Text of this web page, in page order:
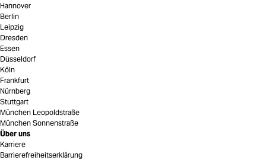
Hannover
Berlin
Leipzig
Dresden
Essen
Düsseldorf
Köln
Frankfurt
Nürnberg
Stuttgart
München Leopoldstraße
München Sonnenstraße
Über uns
Karriere
Barrierefreiheitserklärung